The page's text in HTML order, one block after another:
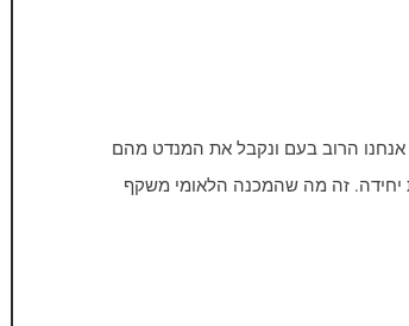
מלא. אנחנו הרוב בעם ונקבל את המנדט מהם
יחידה. זה מה שהמכנה הלאומי משקף